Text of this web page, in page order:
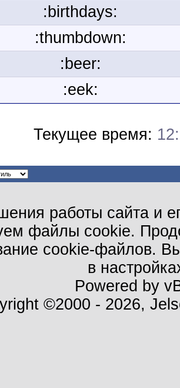
:birthdays:
:thumbdown:
:beer:
:eek:
Текущее время:
работы сайта и
файлы cookie.
cookie-файлов.
в
Powered by
©2000 - 2026,